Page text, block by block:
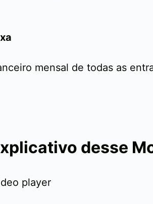
mensal de todas as
desse